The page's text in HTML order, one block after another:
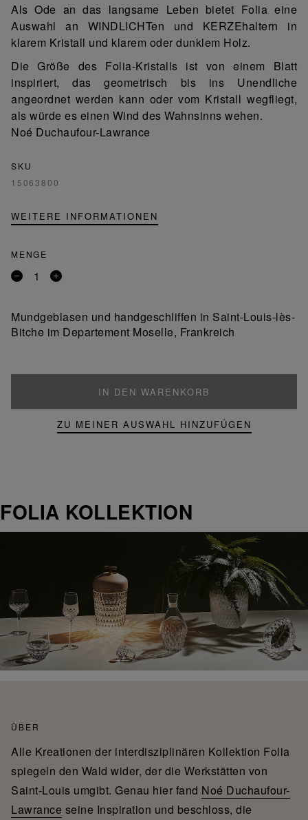
Als Ode an das langsame Leben bietet Folia eine
Auswahl an WINDLICHTen und KERZEhaltern in
klarem Kristall und klarem oder dunklem Holz.
Die Größe des Folia-Kristalls ist von einem Blatt
inspiriert, das geometrisch bis ins Unendliche
angeordnet werden kann oder vom Kristall wegfliegt,
als würde es einen Wind des Wahnsinns wehen.
Noé Duchaufour-Lawrance
SKU
15063800
WEITERE INFORMATIONEN
MENGE
Entfernen
Produkt
Ein
Mundgeblasen und handgeschliffen in Saint-Louis-lès-
Bitche im Departement Moselle, Frankreich
IN DEN WARENKORB
ZU MEINER AUSWAHL HINZUFÜGEN
FOLIA KOLLEKTION
ÜBER
Alle Kreationen der interdisziplinären Kollektion Folia
spiegeln den Wald wider, der die Werkstätten von
Saint-Louis umgibt. Genau hier fand Noé Duchaufour-
Lawrance seine Inspiration und beschloss, die